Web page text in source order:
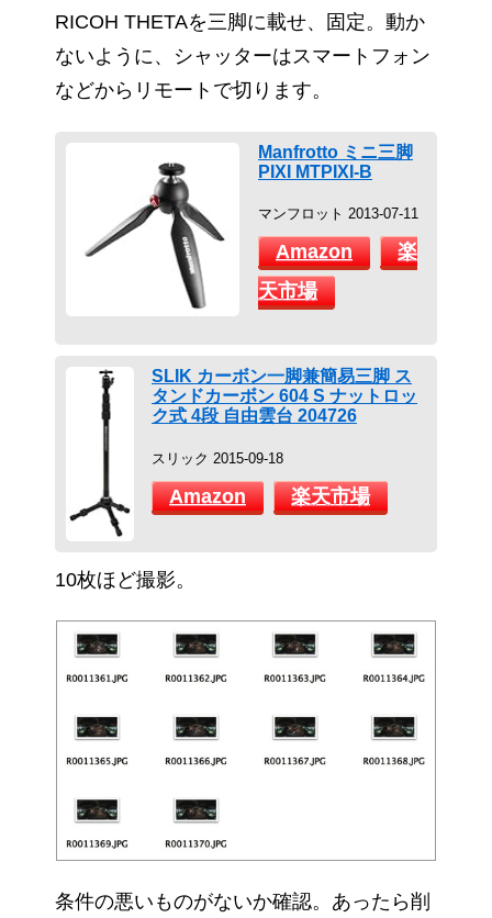
RICOH THETAを三脚に載せ、固定。動か
ないように、シャッターはスマートフォン
などからリモートで切ります。
Manfrotto ミニ三脚
PIXI MTPIXI-B
マンフロット 2013-07-11
Amazon
楽
天市場
SLIK カーボン一脚兼簡易三脚 ス
タンドカーボン 604 S ナットロッ
ク式 4段 自由雲台 204726
スリック 2015-09-18
Amazon 楽天市場
10枚ほど撮影。
条件の悪いものがないか確認。あったら削